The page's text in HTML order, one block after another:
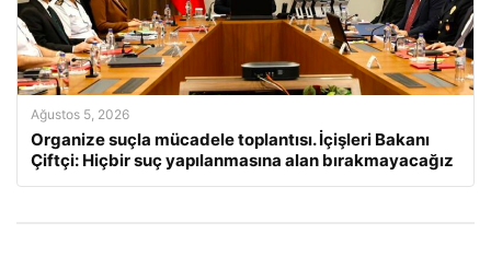
Ağustos 5, 2026
Organize suçla mücadele toplantısı. İçişleri Bakanı
Çiftçi: Hiçbir suç yapılanmasına alan bırakmayacağız